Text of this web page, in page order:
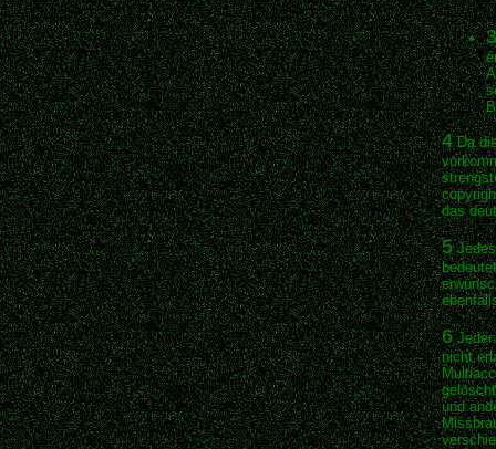
4Da
das
5Jedes
6
nicht
und